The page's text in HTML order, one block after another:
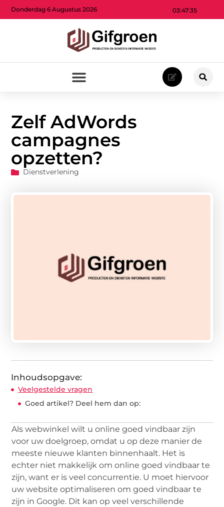
03:47:36
Donderdag 6 Augustus 2026
Zelf AdWords
campagnes
opzetten?
Dienstverlening
Inhoudsopgave:
Veelgestelde vragen
Goed artikel? Deel hem dan op:
Als webwinkel wilt u online goed vindbaar zijn
voor uw doelgroep, omdat u op deze manier de
meeste nieuwe klanten binnenhaalt. Het is
echter niet makkelijk om online goed vindbaar te
zijn, want er is veel concurrentie. U moet hiervoor
uw website optimaliseren om goed vindbaar te
zijn in Google. Dit kan op veel verschillende